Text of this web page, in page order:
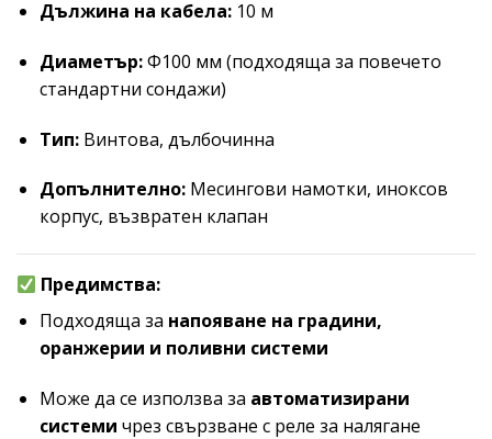
Дължина на кабела:10 м
Диаметър:Ф100 мм (подходяща за повечето
стандартни сондажи)
Тип:Винтова, дълбочинна
Допълнително:Месингови намотки, иноксов
корпус, възвратен клапан
Предимства:
Подходяща за напояване на градини,
оранжерии и поливни системи
Може да се използва за автоматизирани
системи чрез свързване с реле за налягане